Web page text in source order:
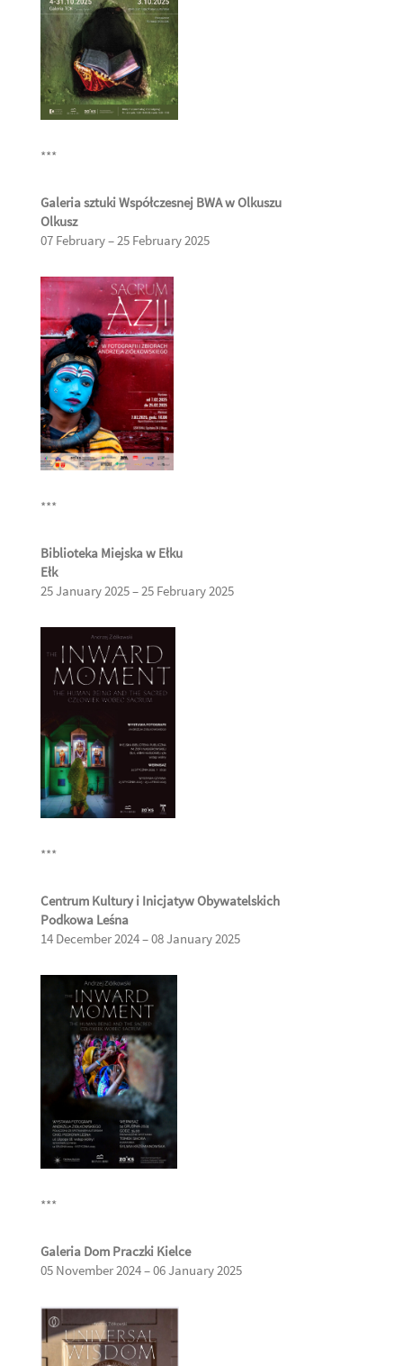
***
Galeria sztuki Współczesnej BWA w Olkuszu
Olkusz
07 February – 25 February 2025
***
Biblioteka Miejska w Ełku
Ełk
25 January 2025 – 25 February 2025
***
Centrum Kultury i Inicjatyw Obywatelskich
Podkowa Leśna
14 December 2024 – 08 January 2025
***
Galeria Dom Praczki Kielce
05 November 2024 – 06 January 2025